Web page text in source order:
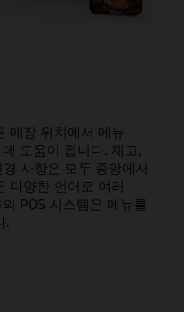
매장 위치에서 메뉴
도움이 됩니다. 재고,
사항은 모두 중앙에서
다양한 언어로 여러
POS 시스템은 메뉴를